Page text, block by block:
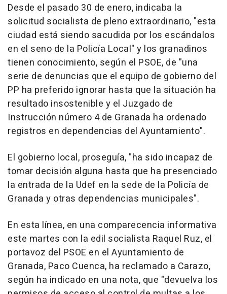
Desde el pasado 30 de enero, indicaba la
solicitud socialista de pleno extraordinario, "esta
ciudad está siendo sacudida por los escándalos
en el seno de la Policía Local" y los granadinos
tienen conocimiento, según el PSOE, de "una
serie de denuncias que el equipo de gobierno del
PP ha preferido ignorar hasta que la situación ha
resultado insostenible y el Juzgado de
Instrucción número 4 de Granada ha ordenado
registros en dependencias del Ayuntamiento".
El gobierno local, proseguía, "ha sido incapaz de
tomar decisión alguna hasta que ha presenciado
la entrada de la Udef en la sede de la Policía de
Granada y otras dependencias municipales".
En esta línea, en una comparecencia informativa
este martes con la edil socialista Raquel Ruz, el
portavoz del PSOE en el Ayuntamiento de
Granada, Paco Cuenca, ha reclamado a Carazo,
según ha indicado en una nota, que "devuelva los